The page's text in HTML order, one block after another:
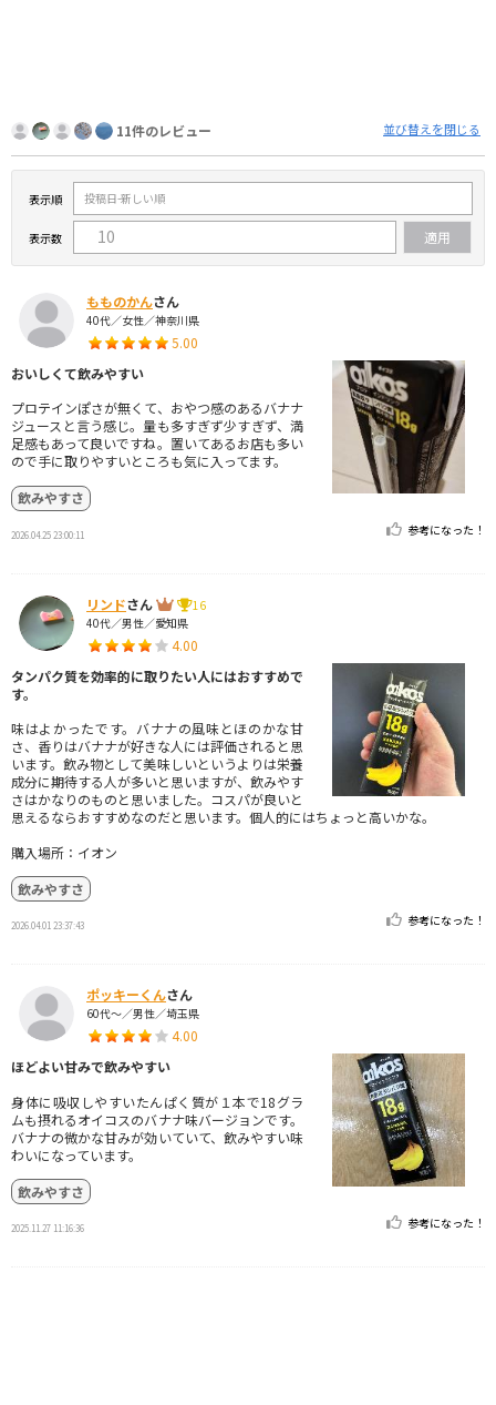
11件のレビュー 並び替えを閉じる
表示順
表示数
もものかんさん
40代／女性／神奈川県
5.00
おいしくて飲みやすい
プロテインぽさが無くて、おやつ感のあるバナナ
ジュースと言う感じ。量も多すぎず少すぎず、満
足感もあって良いですね。置いてあるお店も多い
ので手に取りやすいところも気に入ってます。
飲みやすさ
2026.04.25 23:00:11 参考になった！
リンドさん
16
40代／男性／愛知県
4.00
タンパク質を効率的に取りたい人にはおすすめで
す。
味はよかったです。バナナの風味とほのかな甘
さ、香りはバナナが好きな人には評価されると思
います。飲み物として美味しいというよりは栄養
成分に期待する人が多いと思いますが、飲みやす
さはかなりのものと思いました。コスパが良いと
思えるならおすすめなのだと思います。個人的にはちょっと高いかな。
購入場所：イオン
飲みやすさ
2026.04.01 23:37:43 参考になった！
ポッキーくんさん
60代～／男性／埼玉県
4.00
ほどよい甘みで飲みやすい
身体に吸収しやすいたんぱく質が１本で18グラ
ムも摂れるオイコスのバナナ味バージョンです。
バナナの微かな甘みが効いていて、飲みやすい味
わいになっています。
飲みやすさ
2025.11.27 11:16:36 参考になった！